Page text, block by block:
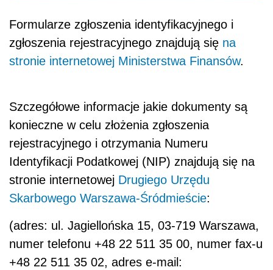
Formularze zgłoszenia identyfikacyjnego i
zgłoszenia rejestracyjnego znajdują się na
stronie internetowej Ministerstwa Finansów.
Szczegółowe informacje jakie dokumenty są
konieczne w celu złożenia zgłoszenia
rejestracyjnego i otrzymania Numeru
Identyfikacji Podatkowej (NIP) znajdują się na
stronie internetowej Drugiego Urzędu
Skarbowego Warszawa-Śródmieście:
(adres: ul. Jagiellońska 15, 03-719 Warszawa,
numer telefonu +48 22 511 35 00, numer fax-u
+48 22 511 35 02, adres e-mail: